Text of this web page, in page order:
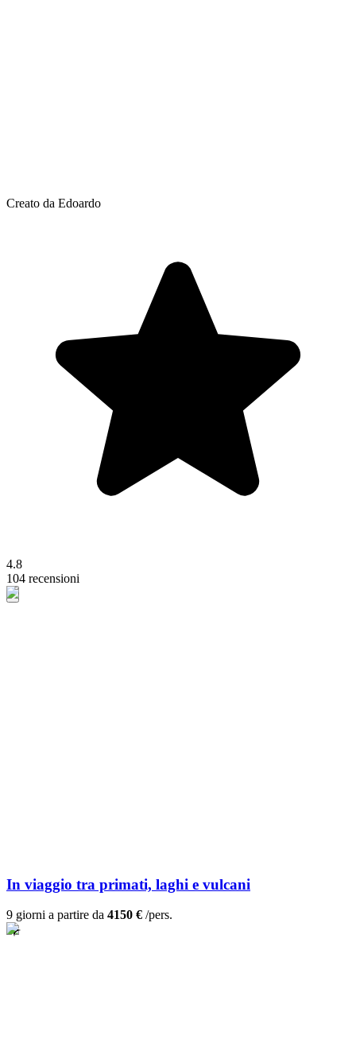
Creato da Edoardo
4.8
104 recensioni
In viaggio tra primati, laghi e vulcani
9 giorni a partire da 4150 € /pers.